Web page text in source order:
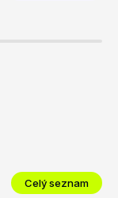
Celý seznam